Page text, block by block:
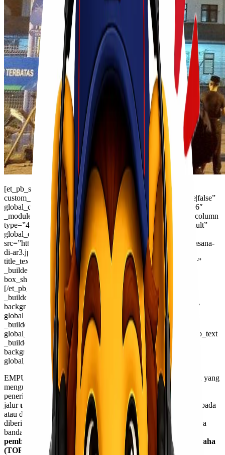
[et_pb_section fb_built=”1″ _builder_version=”4.16″
custom_margin=”||||false|false” custom_padding=”0px||||false|false”
global_colors_info=”{}”][et_pb_row _builder_version=”4.16″
_module_preset=”default” global_colors_info=”{}”][et_pb_column
type=”4_4″ _builder_version=”4.16″ _module_preset=”default”
global_colors_info=”{}”][et_pb_image
src=”https://lionelcargo.com/wp-content/uploads/2021/01/suasana-
di-ar3.jpg” alt=”kirim barang via udara di makassar”
title_text=”kirim barang via udara di makassar” align=”center”
_builder_version=”4.16″ _module_preset=”default”
box_shadow_style=”preset2″ global_colors_info=”{}”]
[/et_pb_image][/et_pb_column][/et_pb_row][et_pb_row
_builder_version=”4.16″ background_size=”initial”
background_position=”top_left” background_repeat=”repeat”
global_colors_info=”{}”][et_pb_column type=”4_4″
_builder_version=”4.16″ custom_padding=”|||”
global_colors_info=”{}” custom_padding__hover=”|||”][et_pb_text
_builder_version=”4.16″ background_size=”initial”
background_position=”top_left” background_repeat=”repeat”
global_colors_info=”{}”]
EMPU (Ekspedi Muatan Pesawat Udara) adalah sebuah usaha yang
mengurus dokumen dan pekerjaan yang berhubungan dengan
penerimaan dan
pengiriman muatan
yang dibawa melalui
jalurudara menggunakanpesawat udara
untuk diberikan kepada
atau diterima dari perusahaan
penerbangan
untuk kemudian
diberikan kepada si pemilik barang. EMPU ini merupakan mitra
bandara udara setempat yang telah melalui seleksi dengan cara
pembandingan sesuai persyaratan Dokumen Teknis Berusaha
(TOR)
bandara setempat.